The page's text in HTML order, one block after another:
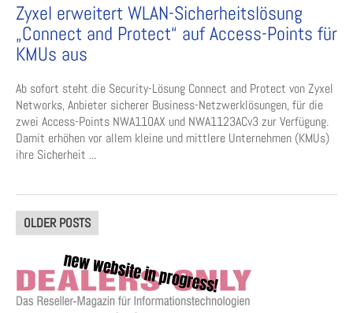
Zyxel erweitert WLAN-Sicherheitslösung
„Connect and Protect“ auf Access-Points für
KMUs aus
Ab sofort steht die Security-Lösung Connect and Protect von Zyxel
Networks, Anbieter sicherer Business-Netzwerklösungen, für die
zwei Access-Points NWA110AX und NWA1123ACv3 zur Verfügung.
Damit erhöhen vor allem kleine und mittlere Unternehmen (KMUs)
ihre Sicherheit ...
Posts
navigation
OLDER POSTS